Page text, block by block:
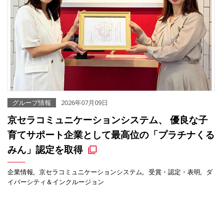
グループ情報 2026年07月09日
京セラコミュニケーションシステム、 優良な子
育てサポート企業として最高位の「プラチナくる
みん」認定を取得
企業情報 京セラコミュニケーションシステム 受賞・認定・表明
ダ
イバーシティ＆インクルージョン